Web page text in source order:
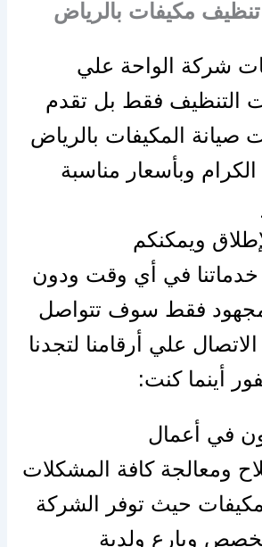
مكيفات بالرياض
شركة الواحة علي
التنظيف فقط بل تقدم
صيانة المكيفات بالرياض
الكرام وبأسعار مناسبة
ويمكنكم
خدماتنا في أي وقت ودون
فقط سوف تتواصل
علي أرقامنا لتجدنا
أينما كنت:
في أعمال
ومعالجة كافة المشكلات
حيث توفر الشركة
وبارع ولدية